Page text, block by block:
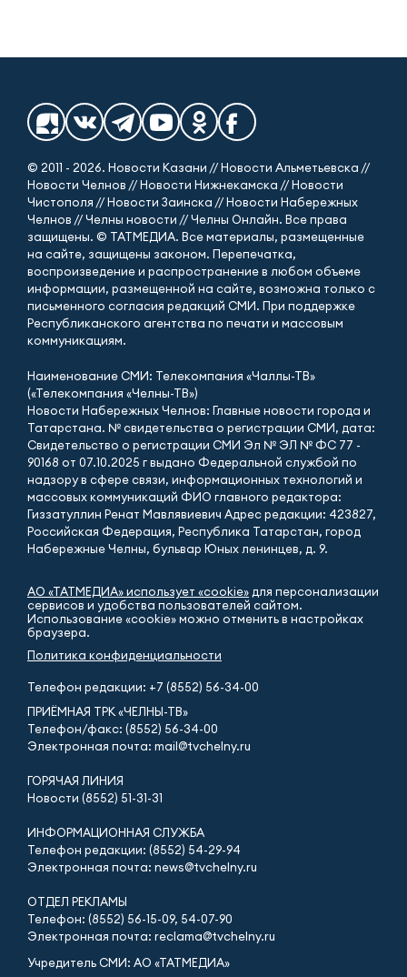
© 2011 - 2026. Новости Казани // Новости Альметьевска //
Новости Челнов // Новости Нижнекамска // Новости
Чистополя // Новости Заинска // Новости Набережных
Челнов // Челны новости // Челны Онлайн. Все права
защищены. © ТАТМЕДИА. Все материалы, размещенные
на сайте, защищены законом. Перепечатка,
воспроизведение и распространение в любом объеме
информации, размещенной на сайте, возможна только с
письменного согласия редакций СМИ. При поддержке
Республиканского агентства по печати и массовым
коммуникациям.
Наименование СМИ: Телекомпания «Чаллы-ТВ»
(«Телекомпания «Челны-ТВ»)
Новости Набережных Челнов: Главные новости города и
Татарстана. № свидетельства о регистрации СМИ, дата:
Свидетельство о регистрации СМИ Эл № ЭЛ № ФС 77 -
90168 от 07.10.2025 г выдано Федеральной службой по
надзору в сфере связи, информационных технологий и
массовых коммуникаций ФИО главного редактора:
Гиззатуллин Ренат Мавлявиевич Адрес редакции: 423827,
Российская Федерация, Республика Татарстан, город
Набережные Челны, бульвар Юных ленинцев, д. 9.
АО «ТАТМЕДИА» использует «cookie»для персонализации
сервисов и удобства пользователей сайтом.
Использование «cookie» можно отменить в настройках
браузера.
Политика конфиденциальности
Телефон редакции: +7 (8552) 56-34-00
ПРИЁМНАЯ ТРК «ЧЕЛНЫ-ТВ»
Телефон/факс: (8552) 56-34-00
Электронная почта: mail@tvchelny.ru
ГОРЯЧАЯ ЛИНИЯ
Новости (8552) 51-31-31
ИНФОРМАЦИОННАЯ СЛУЖБА
Телефон редакции: (8552) 54-29-94
Электронная почта: news@tvchelny.ru
ОТДЕЛ РЕКЛАМЫ
Телефон: (8552) 56-15-09, 54-07-90
Электронная почта: reclama@tvchelny.ru
Учредитель СМИ: АО «ТАТМЕДИА»